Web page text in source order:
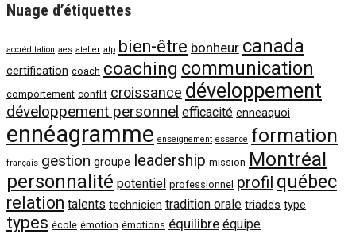
Nuage d’étiquettes
accréditation aes atelier atp bien-être bonheur canada
certification coach coaching communication
comportement conflit croissance développement
développement personnel efficacité enneaquoi
ennéagramme enseignement essence formation
français gestion groupe leadership mission Montréal
personnalité potentiel professionnel profil québec
relation talents technicien tradition orale triades type
types école émotion émotions équilibre équipe